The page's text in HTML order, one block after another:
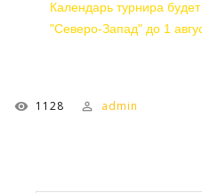
Календарь турнира
"Северо-Запад" до 1
1128 admin